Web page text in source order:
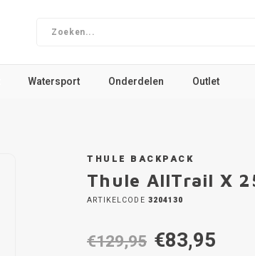
Watersport Onderdelen Outlet
THULE BACKPACK
Thule AllTrail X
ARTIKELCODE 3204130
€129,95 €83,95